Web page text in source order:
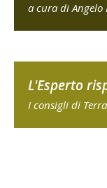
a cura di Angelo
L'Esperto
I consigli di